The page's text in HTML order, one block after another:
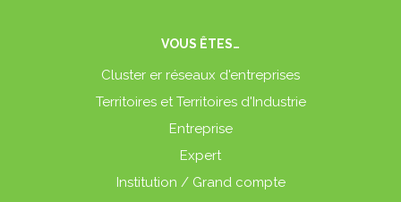
VOUS ÊTES…
Cluster er réseaux d'entreprises
Territoires et Territoires d'Industrie
Entreprise
Expert
Institution / Grand compte